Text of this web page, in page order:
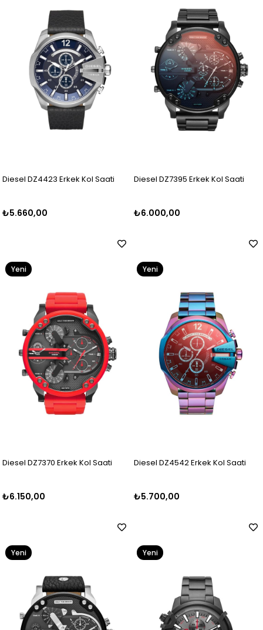
Diesel DZ4423 Erkek Kol Saati
₺5.660,00
Diesel DZ7395 Erkek Kol Saati
₺6.000,00
Diesel DZ7370 Erkek Kol Saati
₺6.150,00
Yeni
Diesel DZ4542 Erkek Kol Saati
₺5.700,00
Yeni
Yeni
Yeni